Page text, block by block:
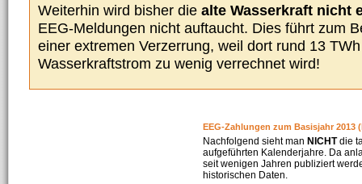
Weiterhin wird bisher die alte Wasserkraft nicht
EEG-Meldungen nicht auftaucht. Dies führt zum
einer extremen Verzerrung, weil dort rund 13
Wasserkraftstrom zu wenig verrechnet wird!
EEG-Zahlungen zum Basisjahr 2013
Nachfolgend sieht man NICHTdie
aufgeführten Kalenderjahre. Da
seit wenigen Jahren publiziert
historischen Daten.